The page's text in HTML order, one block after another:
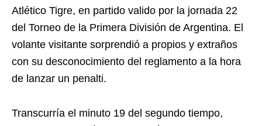
Atlético Tigre, en partido valido por la jornada 22
del Torneo de la Primera División de Argentina. El
volante visitante sorprendió a propios y extraños
con su desconocimiento del reglamento a la hora
de lanzar un penalti.
Transcurría el minuto 19 del segundo tiempo,